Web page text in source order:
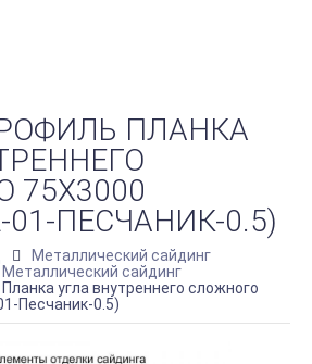
ПЛАНКА
75Х3000
01-ПЕСЧАНИК-0.5)
Металлический сайдинг
сайдинг
угла внутреннего сложного
Песчаник-0.5)